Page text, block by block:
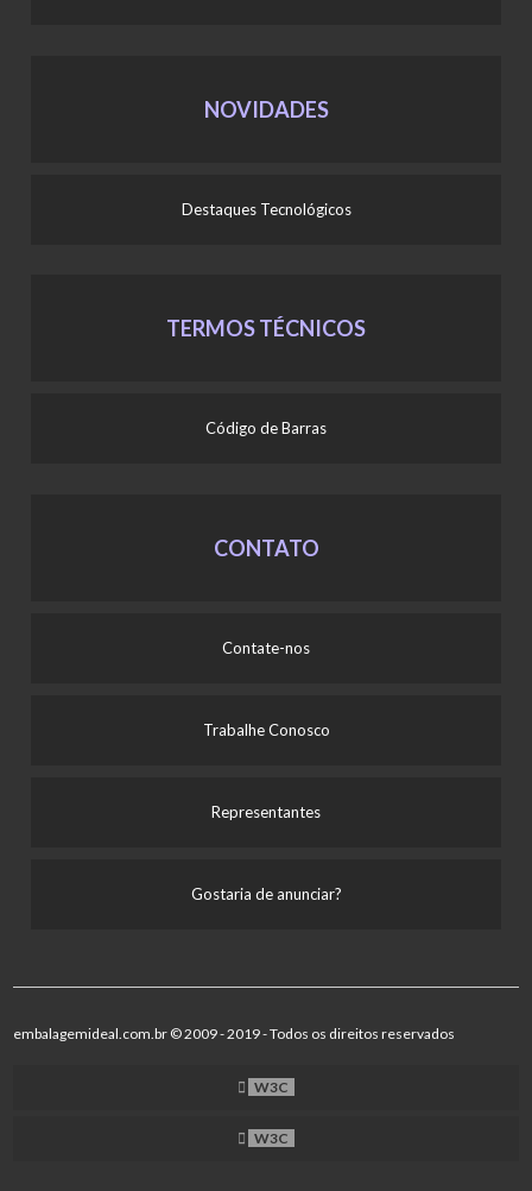
NOVIDADES
Destaques Tecnológicos
TERMOS TÉCNICOS
Código de Barras
CONTATO
Contate-nos
Trabalhe Conosco
Representantes
Gostaria de anunciar?
embalagemideal.com.br © 2009 - 2019 - Todos os direitos reservados
W3C
W3C